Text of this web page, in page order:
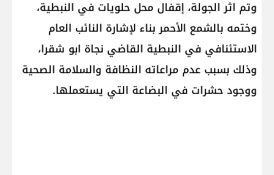
وتم اثر الجولة، إقفال محل حلويات في النبطية،
وختمه بالشمع الأحمر بناء لإشارة النائب العام
الاستئنافي في النبطية القاضي نجاة ابو شقرا،
وذلك بسبب عدم مراعاته النظافة والسلامة الصحية
ووجود حشرات في البضاعة التي يستعملها.